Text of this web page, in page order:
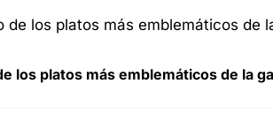
los platos más emblemáticos de la